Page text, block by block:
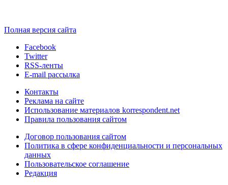
Полная версия сайта
Facebook
Twitter
RSS-ленты
E-mail рассылка
Контакты
Реклама на сайте
Использование материалов korrespondent.net
Правила пользования сайтом
Договор пользования сайтом
Политика в сфере конфиденциальности и персональных
данных
Пользовательское соглашение
Редакция